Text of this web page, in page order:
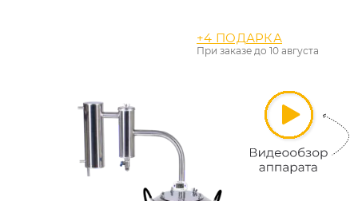
+4 ПОДАРКА
При заказе до10 августа